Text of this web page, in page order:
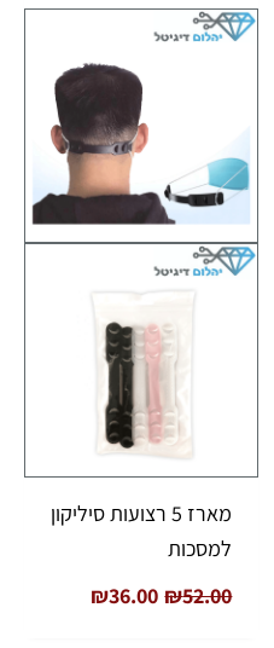
מארז 5 רצועות סיליקון
למסכות
₪52.00
היה:
₪52.00.
₪36.00
הוא:
₪36.00.